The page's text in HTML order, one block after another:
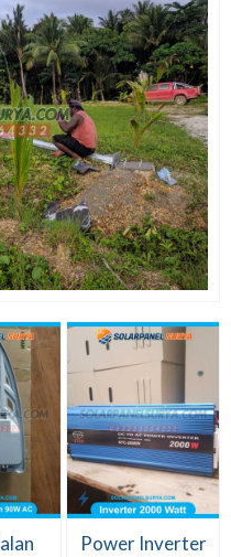
Power Inverter